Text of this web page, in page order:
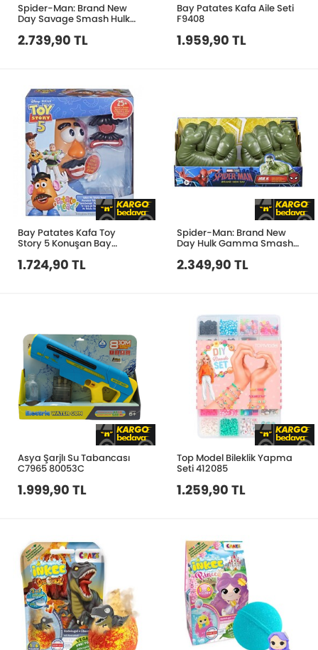
Spider-Man: Brand New
Day Savage Smash Hulk
Aksiyon Figürü G2446
2.739,90 TL
Bay Patates Kafa Aile Seti
F9408
1.959,90 TL
Bay Patates Kafa Toy
Story 5 Konuşan Bay
Patates Kafa G2598
1.724,90 TL
Spider-Man: Brand New
Day Hulk Gamma Smash
Yumrukları Rol Oyun Seti
G3594
2.349,90 TL
Asya Şarjlı Su Tabancası
C7965 80053C
1.999,90 TL
Top Model Bileklik Yapma
Seti 412085
1.259,90 TL